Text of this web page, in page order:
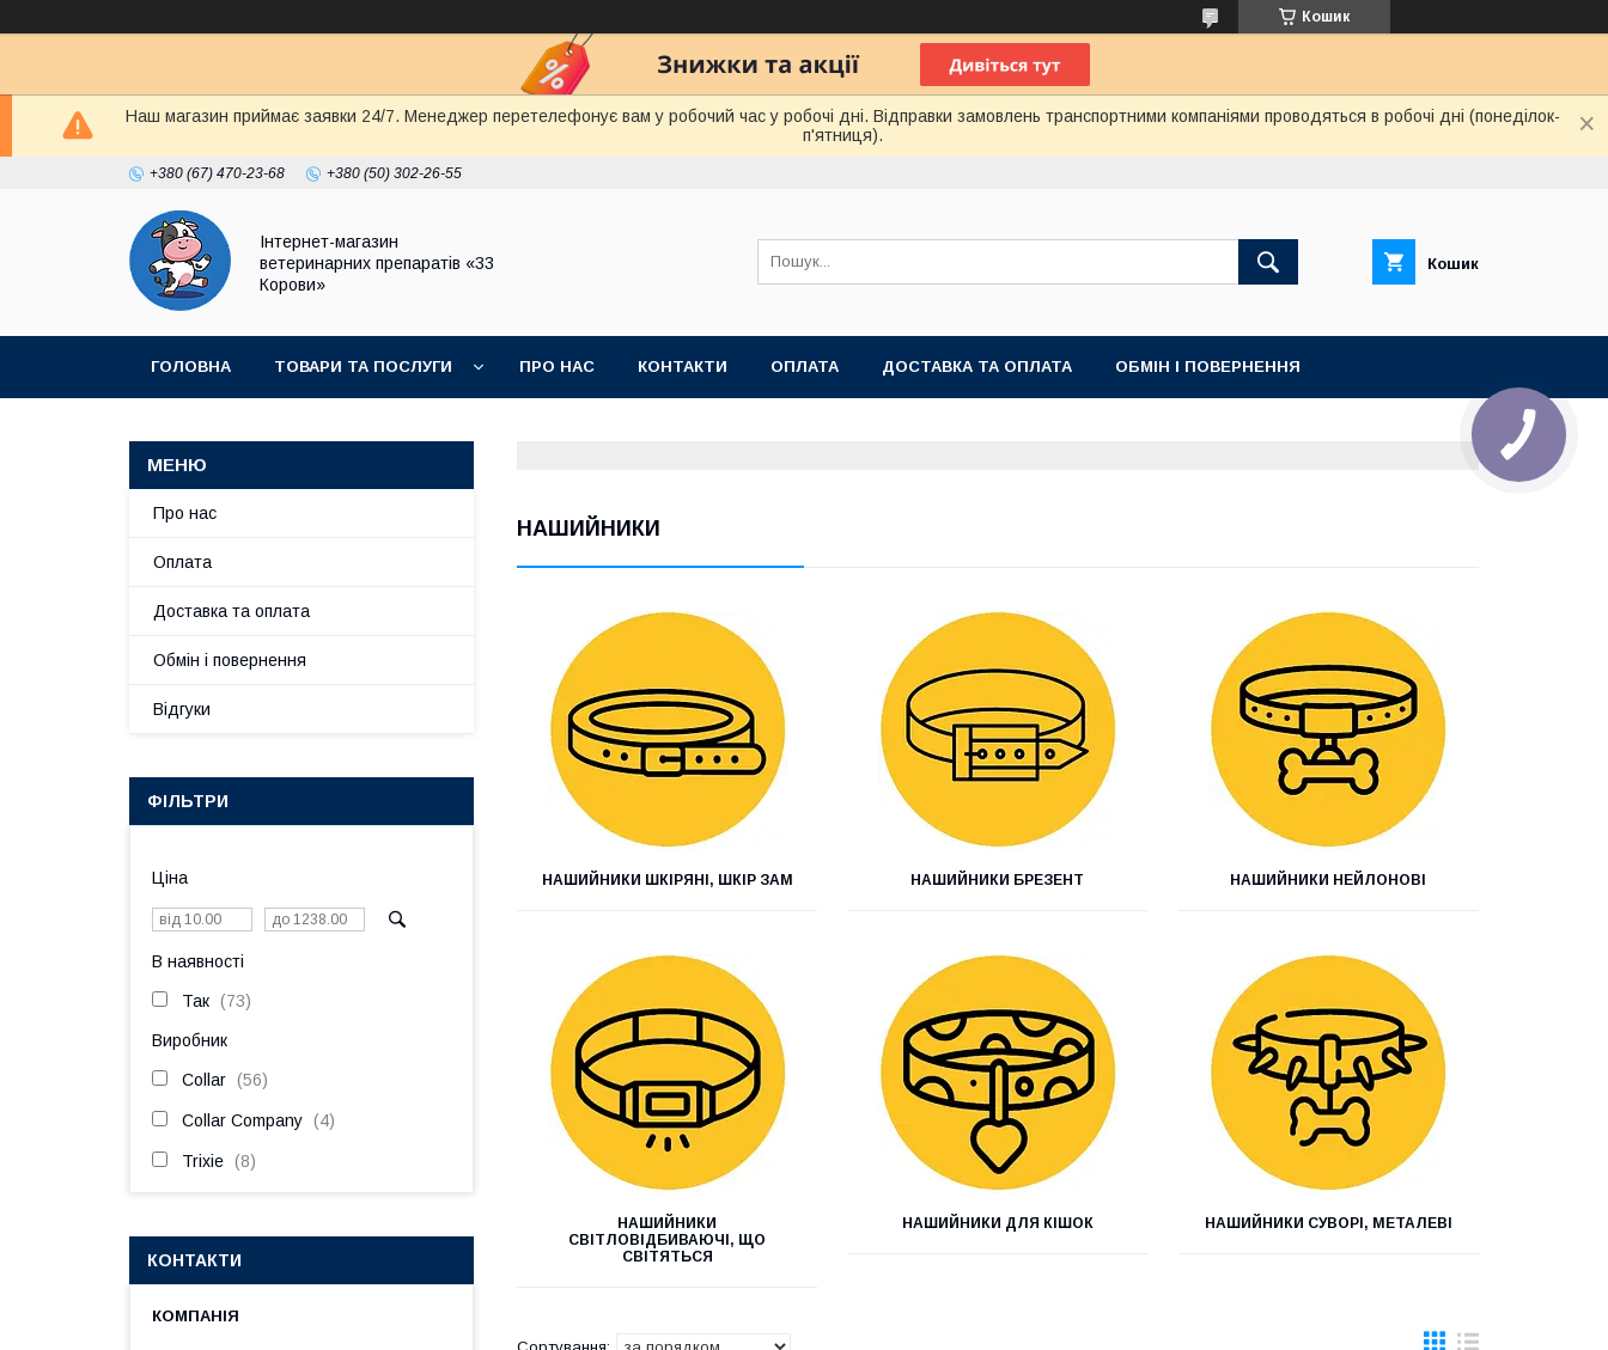
Кошик
Наш магазин приймає заявки 24/7. Менеджер перетелефонує вам у робочий час у робочі дні. Відправки замовлень транспортними компаніями проводяться в робочі дні (понеділок-
п'ятниця).
+380 (67) 470-23-68 +380 (50) 302-26-55
Інтернет-магазин
ветеринарних препаратів «33
Корови»
Кошик
ГОЛОВНА ТОВАРИ ТА ПОСЛУГИ ПРО НАС КОНТАКТИ ОПЛАТА ДОСТАВКА ТА ОПЛАТА ОБМІН І ПОВЕРНЕННЯ
НАШИЙНИКИ
НАШИЙНИКИ ШКІРЯНІ, ШКІР ЗАМ НАШИЙНИКИ БРЕЗЕНТ НАШИЙНИКИ НЕЙЛОНОВІ
НАШИЙНИКИ
СВІТЛОВІДБИВАЮЧІ, ЩО
СВІТЯТЬСЯ
НАШИЙНИКИ ДЛЯ КІШОК НАШИЙНИКИ СУВОРІ, МЕТАЛЕВІ
Про нас
Оплата
Доставка та оплата
Обмін і повернення
Відгуки
ФІЛЬТРИ
Ціна
В наявності
Так 73
Виробник
Collar 56
Collar Company 4
Trixie 8
КОНТАКТИ